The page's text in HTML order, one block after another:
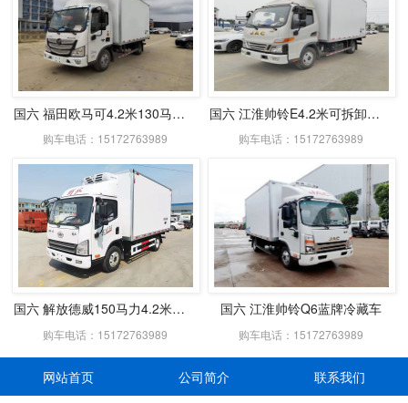
国六 福田欧马可4.2米130马力冷藏车
购车电话：15172763989
国六 江淮帅铃E4.2米可拆卸式肉钩冷藏车
购车电话：15172763989
国六 解放德威150马力4.2米冷藏车
购车电话：15172763989
国六 江淮帅铃Q6蓝牌冷藏车
购车电话：15172763989
网站首页 公司简介 联系我们